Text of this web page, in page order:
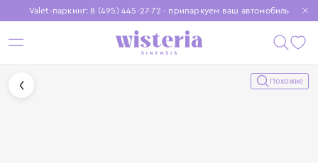
Valet-паркинг: 8 (495) 445-27-72 - припаркуем ваш автомобиль
Бесплатная доставка при заказе от 15 000 ₽
Установите приложение, чтобы покупки были еще удобнее
Похожие